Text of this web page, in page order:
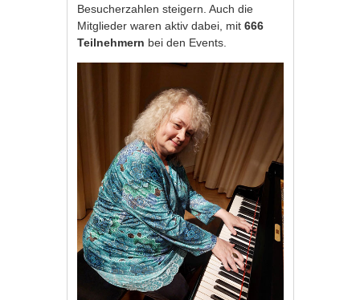
Besucherzahlen steigern. Auch die
Mitglieder waren aktiv dabei, mit666
Teilnehmern bei den Events.